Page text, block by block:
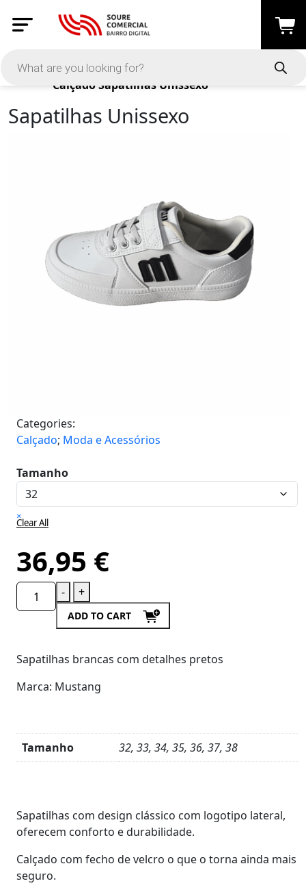
Products
CalçadoSapatilhas Unissexo
Sapatilhas Unissexo
Categories:
Calçado; Moda e Acessórios
Tamanho
×
Clear All
36,95 €
- +
ADD TO CART
Sapatilhas brancas com detalhes pretos
Marca: Mustang
Tamanho
32, 33, 34, 35, 36, 37, 38
Sapatilhas com design clássico com logotipo lateral,
oferecem conforto e durabilidade.
Calçado com fecho de velcro o que o torna ainda mais
seguro.